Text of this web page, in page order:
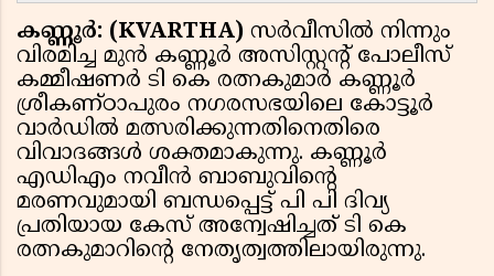
കണ്ണൂർ: (KVARTHA) സർവീസിൽ നിന്നും
വിരമിച്ച മുൻ കണ്ണൂർ അസിസ്റ്റന്റ് പോലീസ്
കമ്മീഷണർ ടി കെ രത്നകുമാർ കണ്ണൂർ
ശ്രീകണ്ഠാപുരം നഗരസഭയിലെ കോട്ടൂർ
വാർഡിൽ മത്സരിക്കുന്നതിനെതിരെ
വിവാദങ്ങൾ ശക്തമാകുന്നു. കണ്ണൂർ
എഡിഎം നവീൻ ബാബുവിന്റെ
മരണവുമായി ബന്ധപ്പെട്ട് പി പി ദിവ്യ
പ്രതിയായ കേസ് അന്വേഷിച്ചത് ടി കെ
രത്നകുമാറിന്റെ നേതൃത്വത്തിലായിരുന്നു.